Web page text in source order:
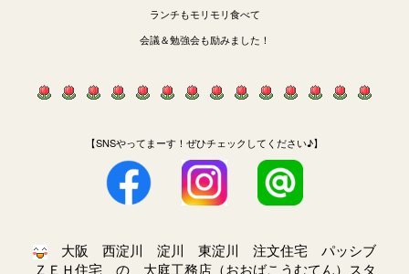
ランチもモリモリ食べて
会議＆勉強会も励みました！
【SNSやってまーす！ぜひチェックしてください♪】
大阪 西淀川 淀川 東淀川 注文住宅 パッシブ
ＺＥＨ住宅 の 大庭工務店（おおばこうむてん）スタ